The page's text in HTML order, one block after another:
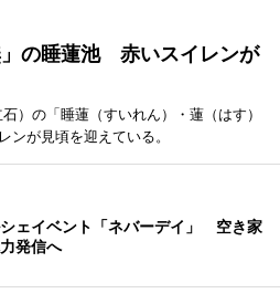
の睡蓮池 赤いスイレンが
）の「睡蓮（すいれん）・蓮（はす）
ンが見頃を迎えている。
ェイベント「ネバーデイ」 空き家
発信へ